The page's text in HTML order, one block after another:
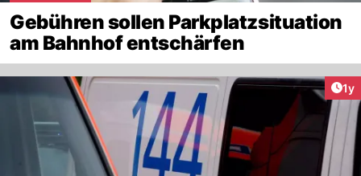
Gebühren sollen Parkplatzsituation
am Bahnhof entschärfen
1y